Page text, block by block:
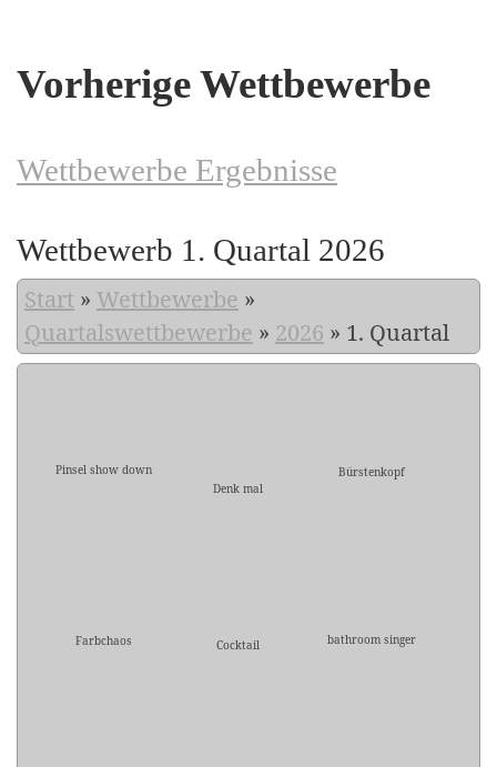
Vorherige Wettbewerbe
Wettbewerbe Ergebnisse
Wettbewerb 1. Quartal 2026
Start » Wettbewerbe »
Quartalswettbewerbe » 2026 » 1. Quartal
Pinsel show down
Denk mal
Bürstenkopf
Farbchaos Cocktail bathroom singer